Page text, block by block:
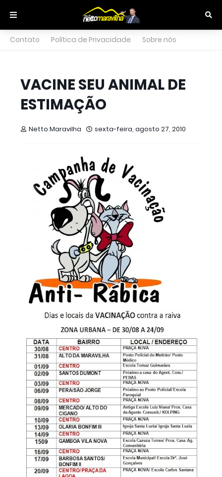
Contato Política de Privacidade Sobre nós
VACINE SEU ANIMAL DE
ESTIMAÇÃO
Netto Maravilha sexta-feira, agosto 27, 2010